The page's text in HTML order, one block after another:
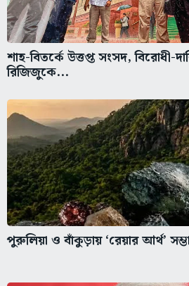
শাহ-বিতর্কে উত্তপ্ত সংসদ, বিরোধী-
রিজিজুকে...
পুরুলিয়া ও বাঁকুড়ায় ‘রেয়ার আর্থ’